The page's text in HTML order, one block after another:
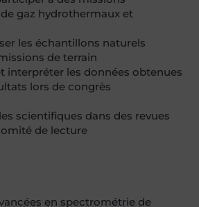
gaz hydrothermaux et
les échantillons naturels
de terrain
interpréter les données obtenues
lors de congrès
scientifiques dans des revues
de lecture
en spectrométrie de